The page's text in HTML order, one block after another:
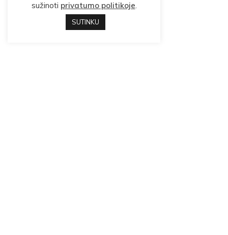
sužinoti privatumo politikoje.
SUTINKU